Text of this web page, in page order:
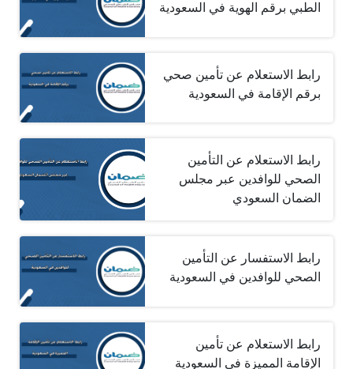
الطبي برقم الهوية في السعودية
رابط الاستعلام عن تأمين صحي
برقم الإقامة في السعودية
رابط الاستعلام عن التأمين
الصحي للوافدين عبر مجلس
الضمان السعودي
رابط الاستفسار عن التأمين
الصحي للوافدين في السعودية
رابط الاستعلام عن تأمين
الإقامة المميزة في السعودية